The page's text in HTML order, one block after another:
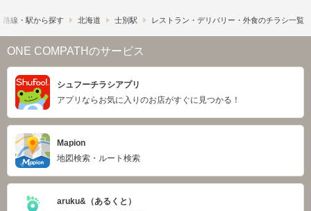
路線・駅から探す 北海道 士別駅 レストラン・デリバリー・外食のチラシ一覧
ONE COMPATHのサービス
シュフーチラシアプリ
アプリならお気に入りのお店がすぐに見つかる！
Mapion
地図検索・ルート検索
aruku&（あるくと）